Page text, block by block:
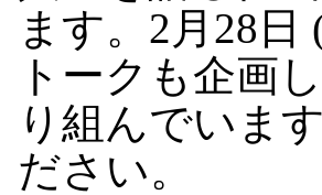
ます。2月28
トークも企画
り組んでいま
ださい。